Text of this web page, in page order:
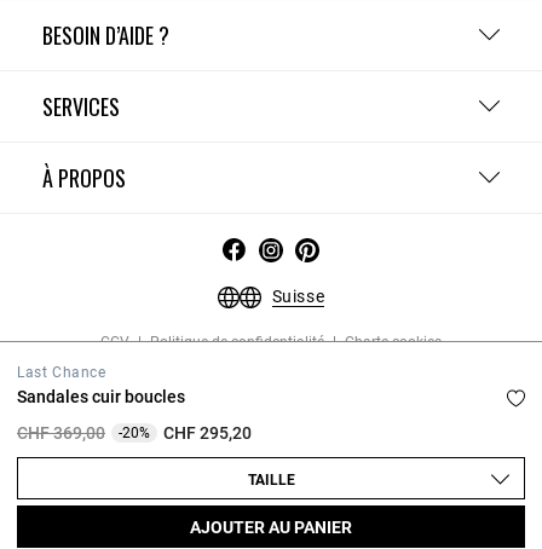
Last Chance
Sandales cuir boucles
Prix réduit à partir de
CHF 369,00à -20% CHF 295,20
TAILLE
AJOUTER AU PANIER
BESOIN D’AIDE ?
SERVICES
À PROPOS
Suisse
CGV Politique de confidentialité
Charte cookies
Copyright © 2026 Claudie Pierlot. Tous droits réservés.